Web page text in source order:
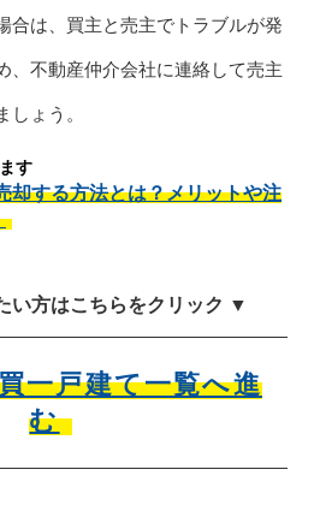
合は、買主と売主でトラブルが発
、不動産仲介会社に連絡して売主
しょう。
す
却する方法とは？メリットや注
い方はこちらをクリック ▼
一戸建て一覧へ進
む